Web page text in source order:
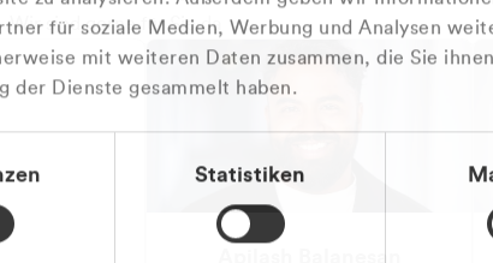
für soziale Medien, Werbung und Analysen
mit weiteren Daten zusammen, die Sie
der Dienste gesammelt haben.
Statistiken
Wir sind gerne für Sie da